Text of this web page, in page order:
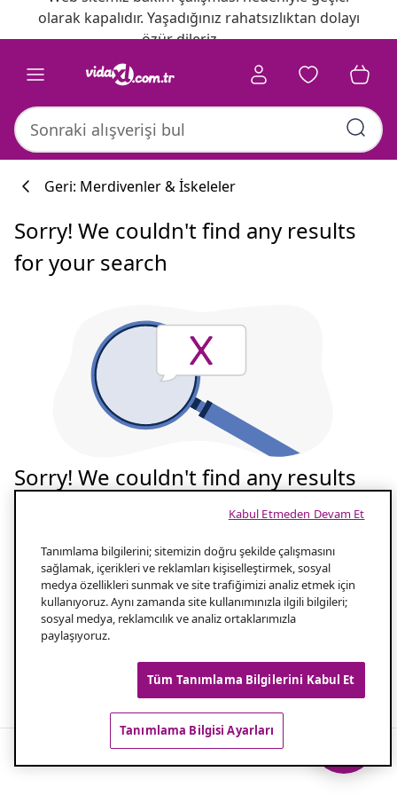
olarak kapalıdır. Yaşadığınız rahatsızlıktan dolayı
özür dileriz.
Geri: Merdivenler & İskeleler
Sorry! We couldn't find any results
for your search
Sorry! We couldn't find any results
Tekrar deneyelim
1.0 Aramanızın yazılışını kontrol edin
2.0 Aramanız için daha az kelime kullanın
Popüler aramalar
Tanımlama bilgilerini; sitemizin doğru şekilde çalışmasını
sağlamak, içerikleri ve reklamları kişiselleştirmek, sosyal
medya özellikleri sunmak ve site trafiğimizi analiz etmek için
kullanıyoruz. Aynı zamanda site kullanımınızla ilgili bilgileri;
sosyal medya, reklamcılık ve analiz ortaklarımızla
paylaşıyoruz.
Tüm Tanımlama Bilgilerini Kabul Et
Tanımlama Bilgisi Ayarları
Kabul Etmeden Devam Et